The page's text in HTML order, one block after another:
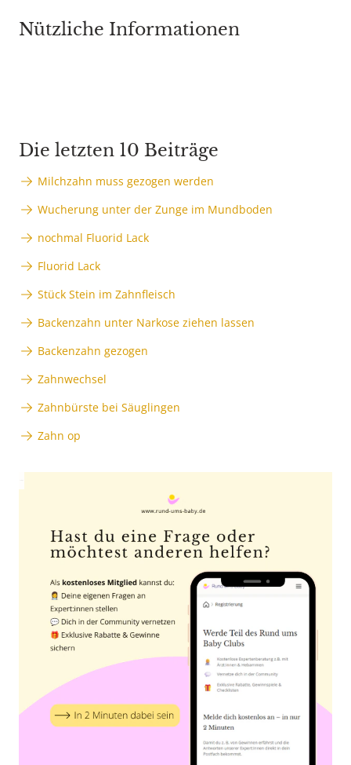
Nützliche Informationen
Die letzten 10 Beiträge
Milchzahn muss gezogen werden
Wucherung unter der Zunge im Mundboden
nochmal Fluorid Lack
Fluorid Lack
Stück Stein im Zahnfleisch
Backenzahn unter Narkose ziehen lassen
Backenzahn gezogen
Zahnwechsel
Zahnbürste bei Säuglingen
Zahn op